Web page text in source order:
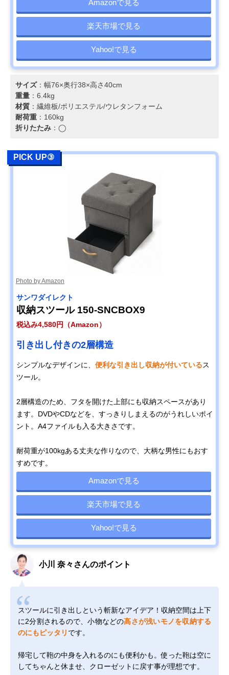
Amazonで見る
楽天市場で見る
Yahoo!で見る
サイズ：幅76×奥行38×高さ40cm
重量 ：6.4kg
材質 ：繊維板/ポリエステル/ウレタンフォーム
耐荷重 ：160kg
折りたたみ ：◯
PICK UP③
Photo by Amazon
サンワダイレクト
収納スツール 150-SNCBOX9
税込み4,580円（Amazon）
引き出し付きの2層構造
シンプルなデザインに、 便利な引き出し収納が付いているス
ツール。
2層構造のため、フタを開けた上部にも収納スペースがあり
ます。DVDやCDなどを、すっきりしまえるのがうれしいポイ
ント。A4ファイルも入る大きさです。
耐荷重が100kgある丈夫な作りなので、大柄な男性にもおす
すめです。
Amazonで見る
楽天市場で見る
Yahoo!で見る
小川 奈々さんのポイント
スツールに引き出しという斬新なアイデア！収納空間は上下
に2分割されるので、小物などの高さが浅いモノを収納する
のにもピッタリ です。
帰宅して鞄の中身を入れるのにも便利かも。使った鞄は空に
してちゃんと休ませ、クローゼットに戻す事が理想です。